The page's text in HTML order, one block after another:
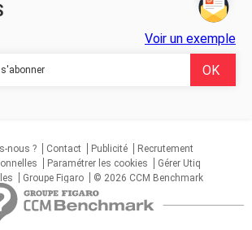
Voir un exemple
nous ?
Contact Publicité
Recrutement
Paramétrer les cookies
Gérer Utiq
Groupe Figaro © 2026 CCM Benchmark